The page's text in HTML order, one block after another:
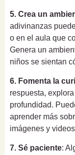
5. Crea un
adivinanzas
o en el aula que
Genera un
niños se sientan
6. Fomenta la
respuesta,
profundidad.
aprender más
imágenes y
7. Sé paciente: